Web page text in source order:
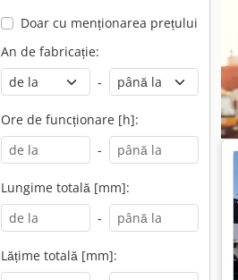
Doar cu menționarea prețului
An de fabricație:
-
Ore de funcționare [h]:
-
Lungime totală [mm]:
-
Lățime totală [mm]: